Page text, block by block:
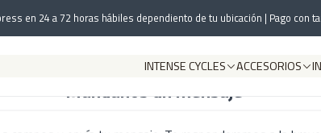
INTENSE CYCLES ACCESORIOS
en 24 a 72 horas hábiles dependiento de tu ubicación | Pago con
Inicio Contacto
Mándanos un mensaje